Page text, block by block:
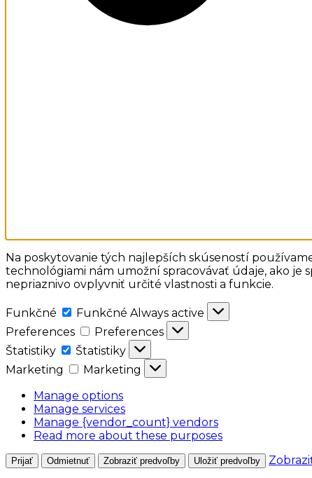
Na poskytovanie tých najlepších skúseností
technológiami nám umožní spracovávať údaje, ako je
nepriaznivo ovplyvniť určité vlastnosti a funkcie.
Funkčné Funkčné Always active
Preferences
Preferences
Štatistiky
Štatistiky
Marketing
Marketing
Manage options
Manage services
Manage {vendor_count} vendors
Read more about these purposes
Prijať Odmietnuť Zobraziť predvoľby Uložiť predvoľby